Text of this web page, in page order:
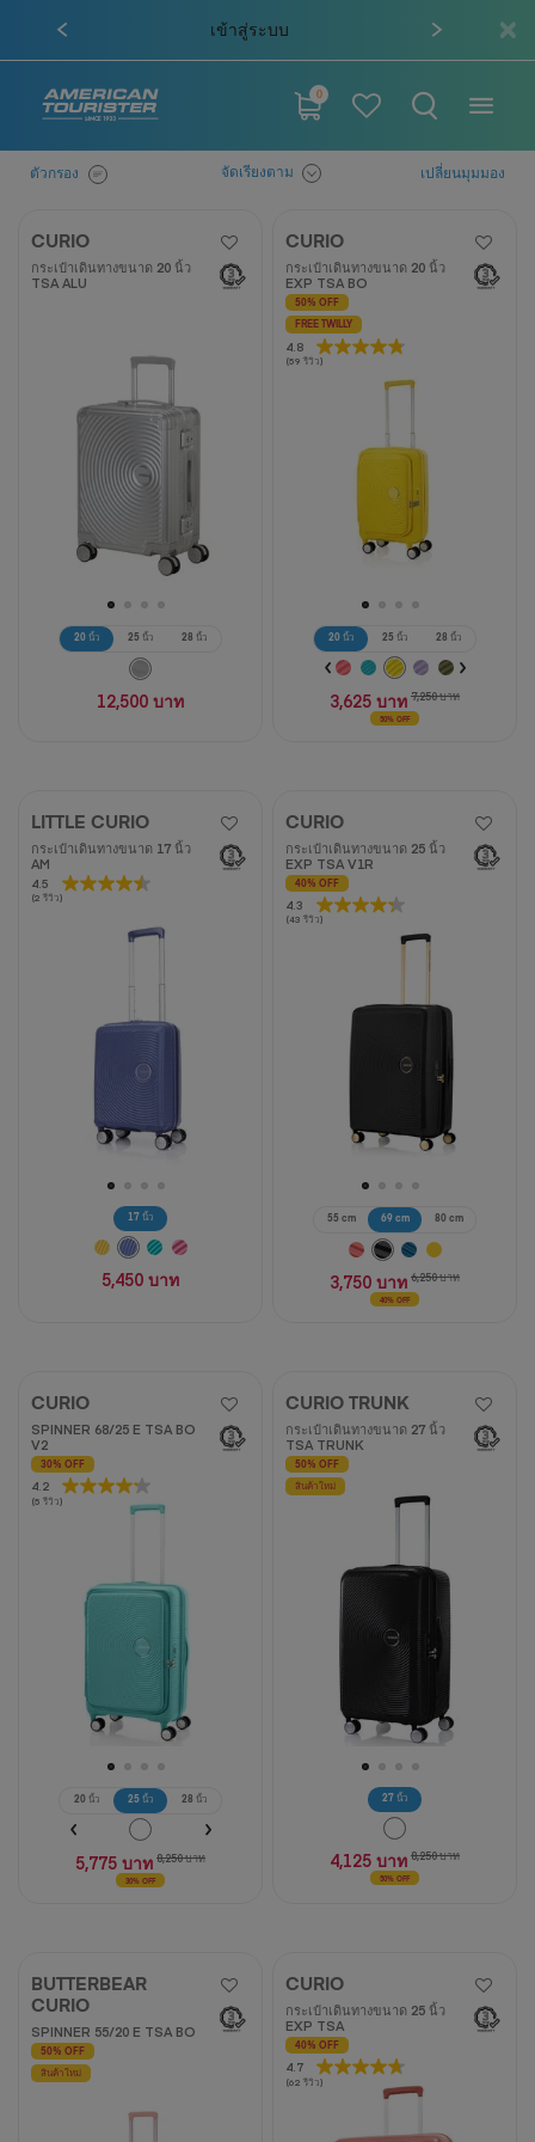
ผ่อน 0% นาน 6 เดือน เมื่อช้อปสินค้า
ครบ 10,000 บาท
0
เปลี่ยนมุมมอง
จัดเรียงตาม
ตัวกรอง
20 นิ้ว 25 นิ้ว 28 นิ้ว
CURIO
กระเป๋าเดินทางขนาด 20 นิ้ว
TSA ALU
12,500 บาท
20 นิ้ว 25 นิ้ว 28 นิ้ว
CURIO
กระเป๋าเดินทางขนาด 20 นิ้ว
EXP TSA BO
50% OFF
FREE TWILLY
4.8
(59 รีวิว)
4.8
จาก
3,625 บาท 7,250 บาท
50% OFF
17 นิ้ว
LITTLE CURIO
กระเป๋าเดินทางขนาด 17 นิ้ว
AM
4.5
(2 รีวิว)
4.5
จาก
5,450 บาท
55 cm 69 cm 80 cm
CURIO
กระเป๋าเดินทางขนาด 25 นิ้ว
EXP TSA V1R
40% OFF
4.3
(43 รีวิว)
4.3
จาก
3,750 บาท 6,250 บาท
40% OFF
20 นิ้ว 25 นิ้ว 28 นิ้ว
CURIO
SPINNER 68/25 E TSA BO
V2
30% OFF
4.2
(5 รีวิว)
4.2
จาก
5,775 บาท 8,250 บาท
30% OFF
27 นิ้ว
CURIO TRUNK
กระเป๋าเดินทางขนาด 27 นิ้ว
TSA TRUNK
50% OFF
สินค้าใหม่
4,125 บาท 8,250 บาท
50% OFF
BUTTERBEAR
CURIO
SPINNER 55/20 E TSA BO
50% OFF
สินค้าใหม่
CURIO
กระเป๋าเดินทางขนาด 25 นิ้ว
EXP TSA
40% OFF
4.7
(62 รีวิว)
4.7
จาก